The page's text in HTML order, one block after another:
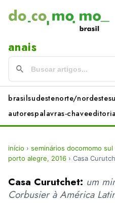
anais
brasilsudestenorte/nordeste
autorespalavras-chave
início › seminários docomomo sul
porto alegre, 2016 › Casa
Casa Curutchet: um
Corbusier à América